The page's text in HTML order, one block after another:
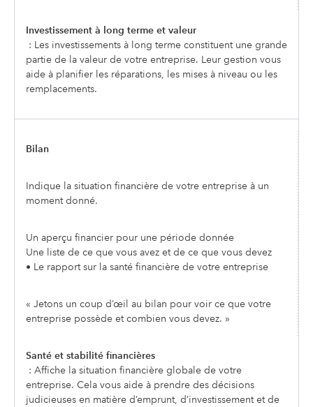
Investissement à long terme et valeur
: Les investissements à long terme constituent une grande
partie de la valeur de votre entreprise. Leur gestion vous
aide à planifier les réparations, les mises à niveau ou les
remplacements.
Bilan
Indique la situation financière de votre entreprise à un
moment donné.
Un aperçu financier pour une période donnée
Une liste de ce que vous avez et de ce que vous devez
• Le rapport sur la santé financière de votre entreprise
« Jetons un coup d’œil au bilan pour voir ce que votre
entreprise possède et combien vous devez. »
Santé et stabilité financières
: Affiche la situation financière globale de votre
entreprise. Cela vous aide à prendre des décisions
judicieuses en matière d’emprunt, d’investissement et de